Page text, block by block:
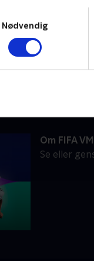
Nødvendig
Om FIFA
Se eller